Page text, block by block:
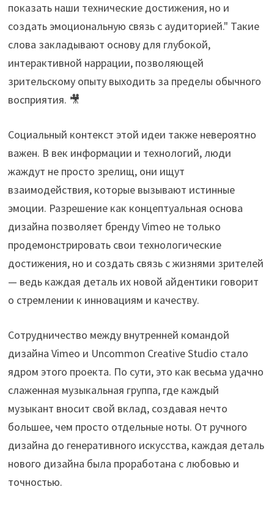
показать наши технические достижения, но и
создать эмоциональную связь с аудиторией." Такие
слова закладывают основу для глубокой,
интерактивной наррации, позволяющей
зрительскому опыту выходить за пределы обычного
восприятия. 🎥
Социальный контекст этой идеи также невероятно
важен. В век информации и технологий, люди
жаждут не просто зрелищ, они ищут
взаимодействия, которые вызывают истинные
эмоции. Разрешение как концептуальная основа
дизайна позволяет бренду Vimeo не только
продемонстрировать свои технологические
достижения, но и создать связь с жизнями зрителей
— ведь каждая деталь их новой айдентики говорит
о стремлении к инновациям и качеству.
Сотрудничество между внутренней командой
дизайна Vimeo и Uncommon Creative Studio стало
ядром этого проекта. По сути, это как весьма удачно
слаженная музыкальная группа, где каждый
музыкант вносит свой вклад, создавая нечто
большее, чем просто отдельные ноты. От ручного
дизайна до генеративного искусства, каждая деталь
нового дизайна была проработана с любовью и
точностью.